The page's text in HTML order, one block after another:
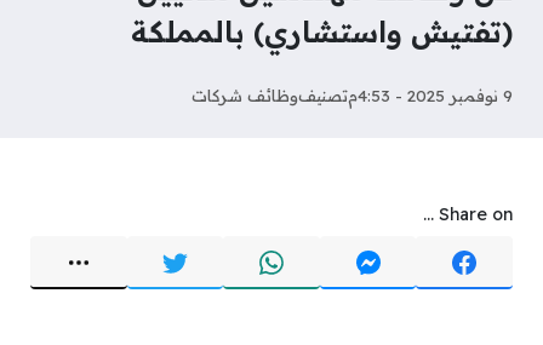
(تفتيش واستشاري) بالمملكة
9 نوفمبر 2025 - 4:53م تصنيفوظائف شركات
Share on ...